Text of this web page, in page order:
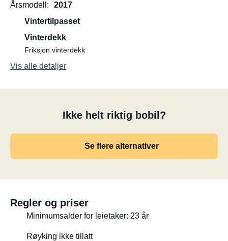
Årsmodell
2017
Vintertilpasset
Vinterdekk
Friksjon vinterdekk
Vis alle detaljer
Ikke helt riktig bobil?
Se flere alternativer
Regler og priser
Minimumsalder for leietaker: 23 år
Røyking ikke tillatt